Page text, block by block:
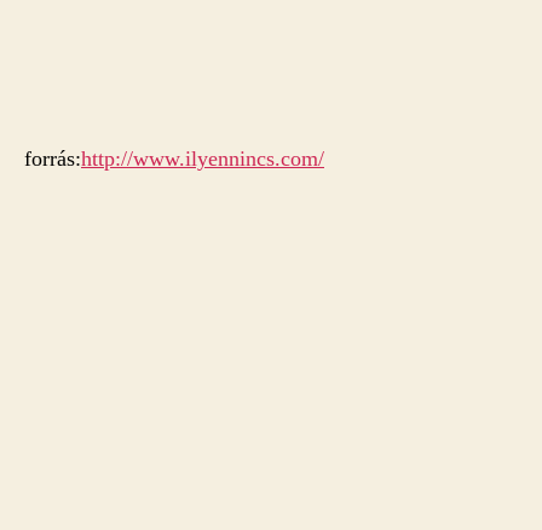
forrás:http://www.ilyennincs.com/